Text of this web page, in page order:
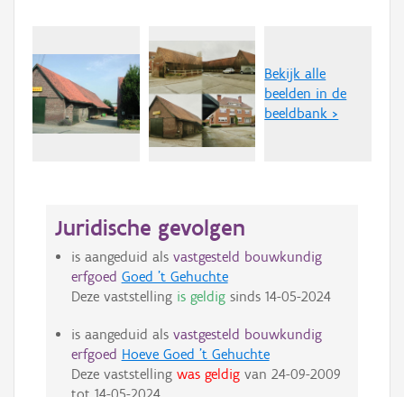
Bekijk alle
beelden in de
beeldbank >
Juridische gevolgen
is aangeduid als vastgesteld bouwkundig
erfgoed Goed 't Gehuchte
Deze vaststelling is geldigsinds 14-05-2024
is aangeduid als vastgesteld bouwkundig
erfgoed Hoeve Goed 't Gehuchte
Deze vaststelling was geldigvan 24-09-2009